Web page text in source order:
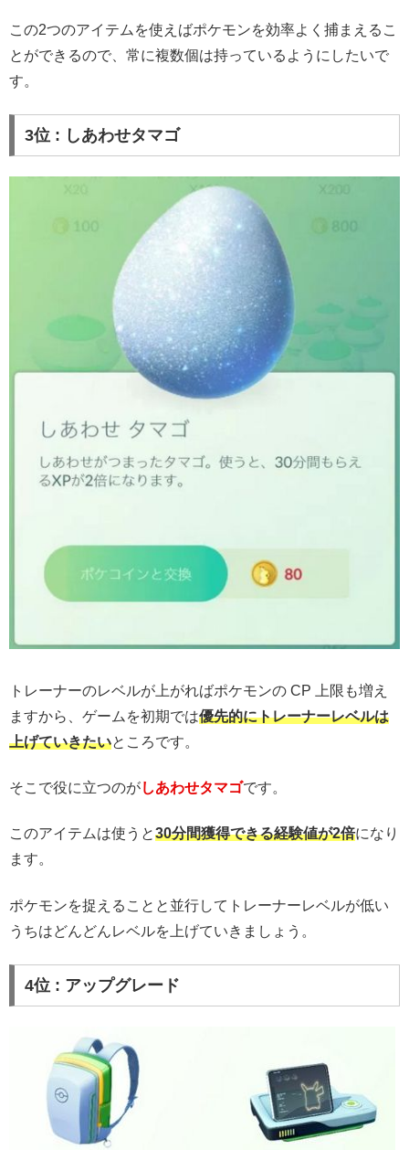
この2つのアイテムを使えばポケモンを効率よく捕まえるこ
とができるので、常に複数個は持っているようにしたいで
す。
3位 : しあわせタマゴ
トレーナーのレベルが上がればポケモンの CP 上限も増え
ますから、ゲームを初期では優先的にトレーナーレベルは
上げていきたいところです。
そこで役に立つのがしあわせタマゴです。
このアイテムは使うと30分間獲得できる経験値が2倍になり
ます。
ポケモンを捉えることと並行してトレーナーレベルが低い
うちはどんどんレベルを上げていきましょう。
4位 : アップグレード